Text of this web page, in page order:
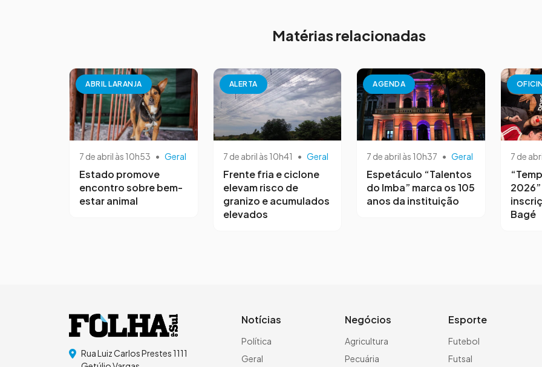
Matérias relacionadas
ABRIL LARANJA
7 de abril às 10h53 • Geral
Estado promove
encontro sobre bem-
estar animal
ALERTA
7 de abril às 10h41 • Geral
Frente fria e ciclone
elevam risco de
granizo e acumulados
elevados
AGENDA
7 de abril às 10h37 • Geral
Espetáculo “Talentos
do Imba” marca os 105
anos da instituição
7 de
Bagé
Rua Luiz Carlos Prestes 1111
Notícias
Política
Geral
Negócios
Agricultura
Pecuária
Esporte
Futebol
Futsal